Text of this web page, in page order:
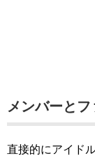
メンバーと
直接的にアイド